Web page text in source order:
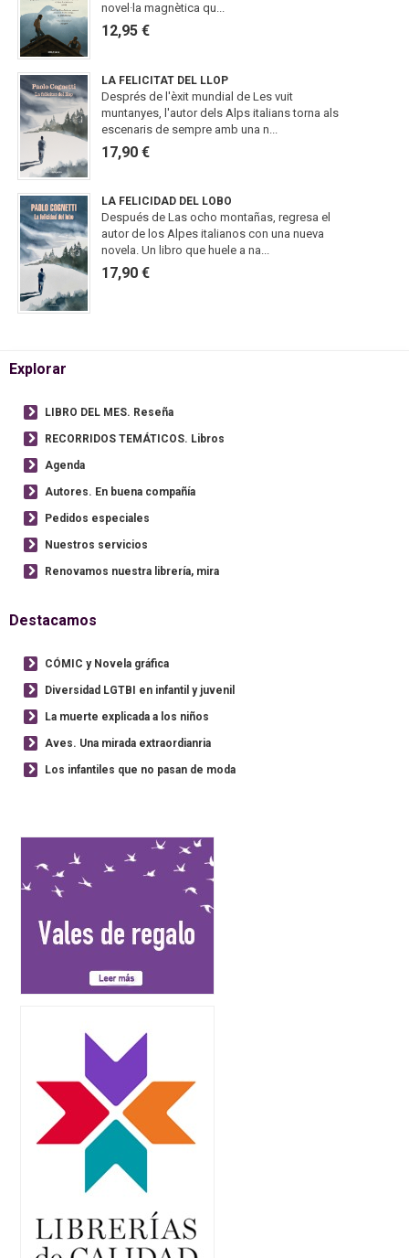
novel·la magnètica qu...
12,95 €
LA FELICITAT DEL LLOP
Després de l'èxit mundial de Les vuit
muntanyes, l'autor dels Alps italians torna als
escenaris de sempre amb una n...
17,90 €
LA FELICIDAD DEL LOBO
Después de Las ocho montañas, regresa el
autor de los Alpes italianos con una nueva
novela. Un libro que huele a na...
17,90 €
Explorar
LIBRO DEL MES. Reseña
RECORRIDOS TEMÁTICOS. Libros
Agenda
Autores. En buena compañía
Pedidos especiales
Nuestros servicios
Renovamos nuestra librería, mira
Destacamos
CÓMIC y Novela gráfica
Diversidad LGTBI en infantil y juvenil
La muerte explicada a los niños
Aves. Una mirada extraordianria
Los infantiles que no pasan de moda